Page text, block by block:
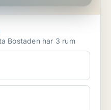
Hus att hyra i Sigtuna, Märsta Bostaden har 3 rum